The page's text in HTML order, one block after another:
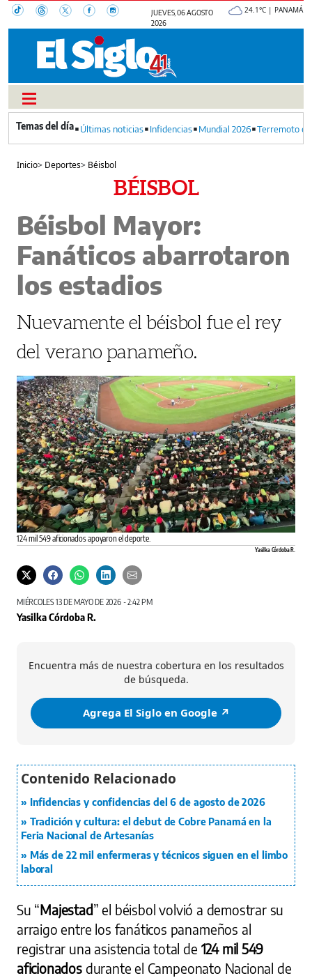
JUEVES, 06 AGOSTO
2026
24.1°C | PANAMÁ
Últimas noticias Infidencias Mundial 2026 Terremoto
Inicio> Deportes> Béisbol
BÉISBOL
Béisbol Mayor:
Fanáticos abarrotaron
los estadios
Nuevamente el béisbol fue el rey
del verano panameño.
124 mil 549 aficionados apoyaron el deporte.
Yasilka Córdoba R.
MIÉRCOLES 13 DE MAYO DE 2026 - 2:42 PM
Yasilka Córdoba R.
Encuentra más de nuestra cobertura en los resultados
de búsqueda.
Agrega El Siglo en Google ↗️
Infidencias y confidencias del 6 de agosto de 2026
Tradición y cultura: el debut de Cobre Panamá en la
Feria Nacional de Artesanías
Más de 22 mil enfermeras y técnicos siguen en el limbo
laboral
Su “Majestad” el béisbol volvió a demostrar su
arraigo entre los fanáticos panameños al
registrar una asistencia total de 124 mil 549
aficionadosdurante el Campeonato Nacional de